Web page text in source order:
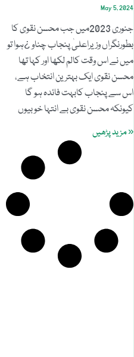
May 5, 2024
جنوری 2023میں جب محسن نقوی کا
بطورنگراں وزیراعلیٰ پنجاب چناو ¿ہوا تو
میں نے اس وقت کالم لکھا اور کہا تھا
محسن نقوی ایک بہترین انتخاب ہے،
اس سے پنجاب کابہت فائدہ ہو گا
کیونکہ محسن نقوی بے انتہا خوبیوں
« مزید پڑھیں